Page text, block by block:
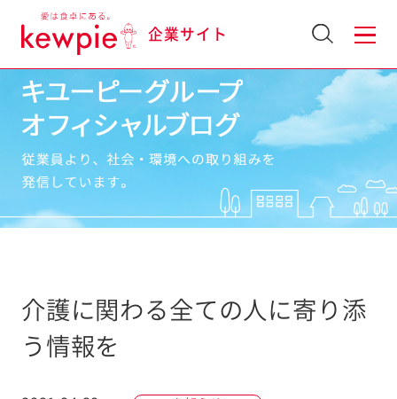
企業サイト
介護に関わる全ての人に寄り添
う情報を